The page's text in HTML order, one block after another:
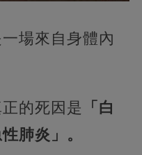
場來自身體內
的死因是
「白
肺炎」。